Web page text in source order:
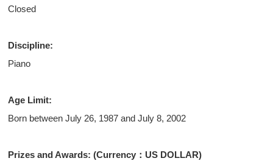
Closed
Discipline:
Piano
Age Limit:
Born between July 26, 1987 and July 8, 2002
Prizes and Awards: (Currency：US DOLLAR)